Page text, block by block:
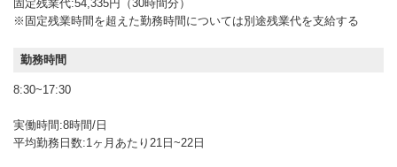
固定残業代:54,335円（30時間分）
※固定残業時間を超えた勤務時間については別途残業代を支給する
勤務時間
8:30~17:30
実働時間:8時間/日
平均勤務日数:1ヶ月あたり21日~22日